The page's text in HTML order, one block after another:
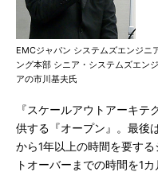
EMCジャパン システムズエンジニ
ング本部 シニア・システムズエン
アの市川基夫氏
『スケールアウトアーキ
供する『オープン』。最後
から1年以上の時間を要す
トオーバーまでの時間を1